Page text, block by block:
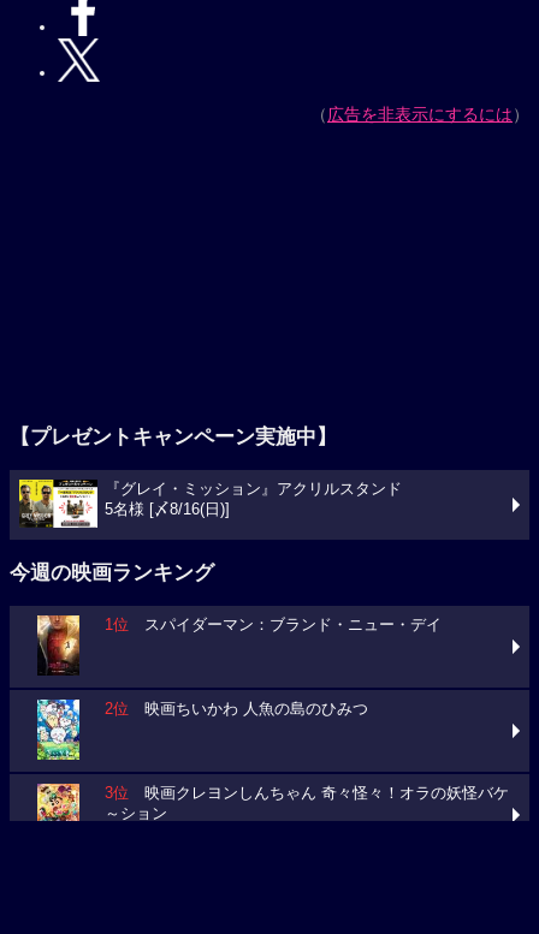
5名様 [〆8/16(日)]
今週の映画ランキング
2位 映画ちいかわ 人魚の島のひみつ
3位 映画クレヨンしんちゃん 奇々怪々！オラの妖怪バケ
今週の映画動員数ランキング